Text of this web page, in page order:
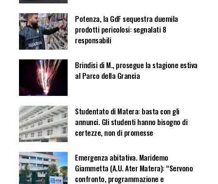
Potenza, la GdF sequestra duemila
prodotti pericolosi: segnalati 8
responsabili
Brindisi di M., prosegue la stagione estiva
al Parco della Grancia
Studentato di Matera: basta con gli
annunci. Gli studenti hanno bisogno di
certezze, non di promesse
Emergenza abitativa. Maridemo
Giammetta (A.U. Ater Matera): “Servono
confronto, programmazione e